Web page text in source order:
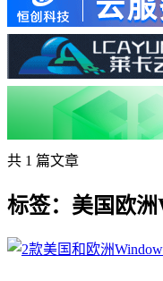
共 1 篇文章
标签：美国欧洲